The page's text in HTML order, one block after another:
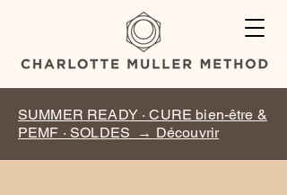
SUMMER READY · CURE bien-être &
PEMF · SOLDES → Découvrir